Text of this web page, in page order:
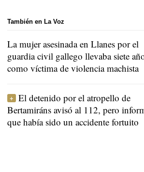
También en La Voz
La mujer asesinada en Llanes por el
guardia civil gallego llevaba siete
como víctima de violencia machista
El detenido por el atropello de
Bertamiráns avisó al 112, pero
que había sido un accidente fortuito